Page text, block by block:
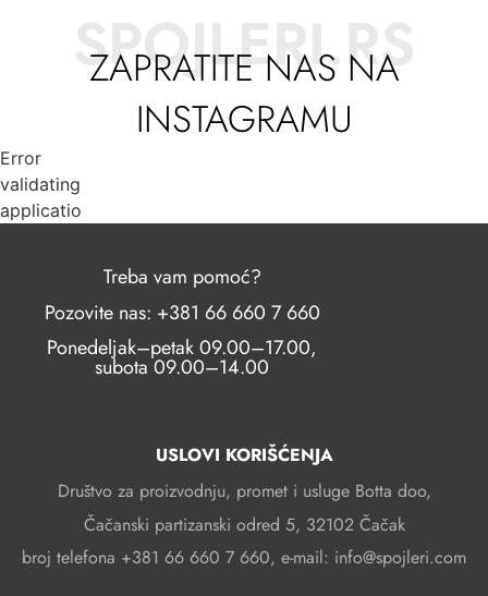
SPOJLERI.RS
ZAPRATITE NAS NA
INSTAGRAMU
Error
validating
application
USLOVI KORIŠĆENJA
Društvo za proizvodnju, promet i usluge Botta doo,
Čačanski partizanski odred 5, 32102 Čačak
broj telefona +381 66 660 7 660, e-mail: info@spojleri.com
Treba vam pomoć?
Pozovite nas: +381 66 660 7 660
Ponedeljak–petak 09.00–17.00,
subota 09.00–14.00